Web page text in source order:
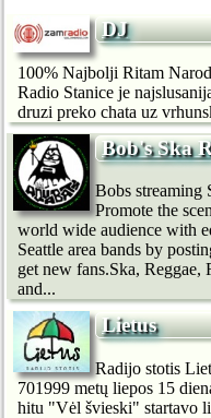
DJ
100% Najbolji Ritam
Radio Stanice je
druzi preko chata uz
Bob's Ska
Bobs streaming
Promote the
world wide audience with
Seattle area bands by
get new fans.Ska,
and...
Lietus
Radijo stotis
701999 metų liepos 15
hitu "Vėl švieski" startavo